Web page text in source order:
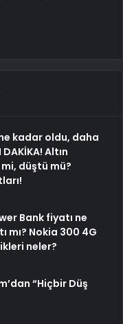
kadar oldu, daha
Altın
düştü mü?
Bank fiyatı ne
mı? Nokia 300 4G
neler?
“Hiçbir Düş